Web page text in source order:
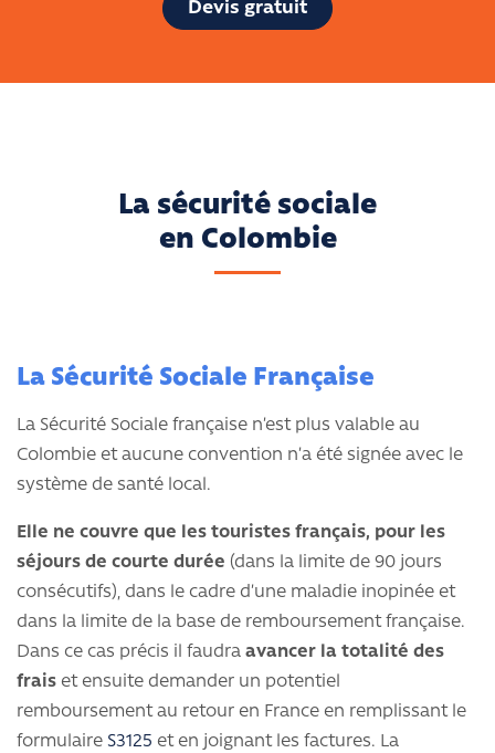
Devis gratuit
La sécurité sociale
en Colombie
La Sécurité Sociale Française
La Sécurité Sociale française n’est plus valable au
Colombie et aucune convention n’a été signée avec le
système de santé local.
Elle ne couvre que les touristes français, pour les
séjours de courte durée (dans la limite de 90 jours
consécutifs), dans le cadre d’une maladie inopinée et
dans la limite de la base de remboursement française.
Dans ce cas précis il faudra avancer la totalité des
frais et ensuite demander un potentiel
remboursement au retour en France en remplissant le
formulaire S3125 et en joignant les factures. La